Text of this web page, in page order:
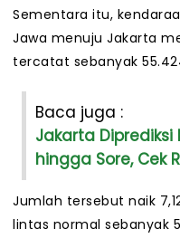
Sementara itu,
Jawa menuju Jakarta
tercatat sebanyak
Baca juga :
Jakarta
hingga Sore, Cek
Jumlah tersebut naik
lintas normal sebanyak